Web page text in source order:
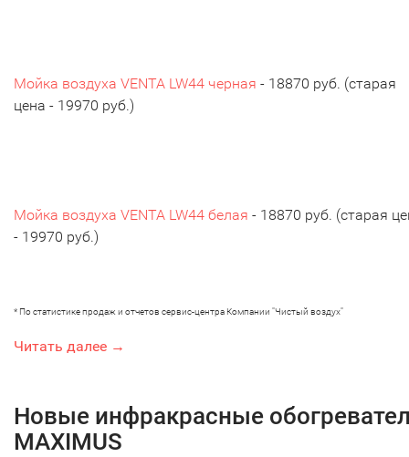
Мойка воздуха VENTA LW44 черная - 18870 руб. (старая
цена - 19970 руб.)
Мойка воздуха VENTA LW44 белая - 18870 руб. (старая
- 19970 руб.)
* По статистике продаж и отчетов сервис-центра Компании "Чистый воздух"
Читать далее →
Новые инфракрасные
MAXIMUS